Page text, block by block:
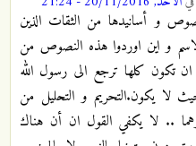
و أسانيدها من الثقات الذين
و اين اوردوا هذه النصوص من
تكون كلها ترجع الى رسول الله
لا يكون.التحريم و التحليل من
.. لا يكفي القول ان أن هناك